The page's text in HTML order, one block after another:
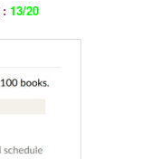
: 13/20